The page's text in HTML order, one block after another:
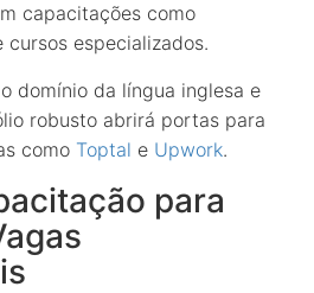
capacitações como
especializados.
domínio da língua inglesa e
robusto abrirá portas para
como Toptal e Upwork.
para